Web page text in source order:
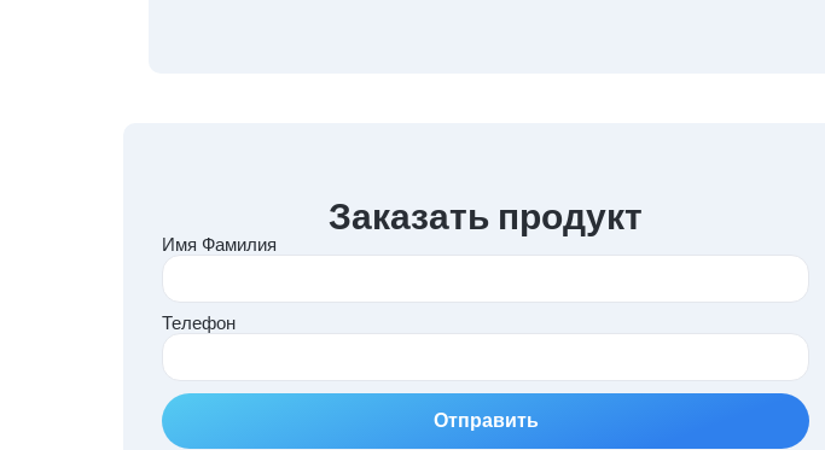
Заказать продукт
Имя Фамилия
Телефон
Отправить